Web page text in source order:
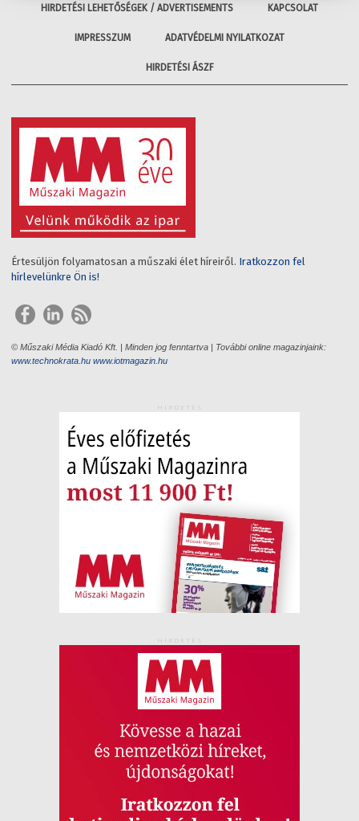
HIRDETÉSI LEHETŐSÉGEK / ADVERTISEMENTS KAPCSOLAT
IMPRESSZUM ADATVÉDELMI NYILATKOZAT
HIRDETÉSI ÁSZF
Értesüljön folyamatosan a műszaki élet híreiről. Iratkozzon fel
hírlevelünkre Ön is!
© Műszaki Média Kiadó Kft. | Minden jog fenntartva | További online magazinjaink:
www.technokrata.hu www.iotmagazin.hu
HIRDETÉS
HIRDETÉS